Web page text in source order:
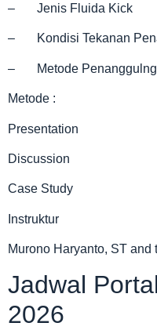
– Jenis Fluida Kick
– Kondisi Tekanan
– Metode
Metode :
Presentation
Discussion
Case Study
Instruktur
Murono Haryanto, ST and
Jadwal
2026